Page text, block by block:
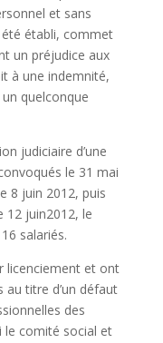
et sans
été établi, commet
un préjudice aux
à une indemnité,
quelconque
judiciaire d’une
le 31 mai
8 juin 2012, puis
12 juin2012, le
salariés.
licenciement et ont
titre d’un défaut
des
le comité social et